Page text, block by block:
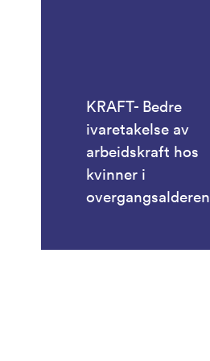
KRAFT- Bedre
ivaretakelse av
arbeidskraft hos
kvinner i
overgangsalderen